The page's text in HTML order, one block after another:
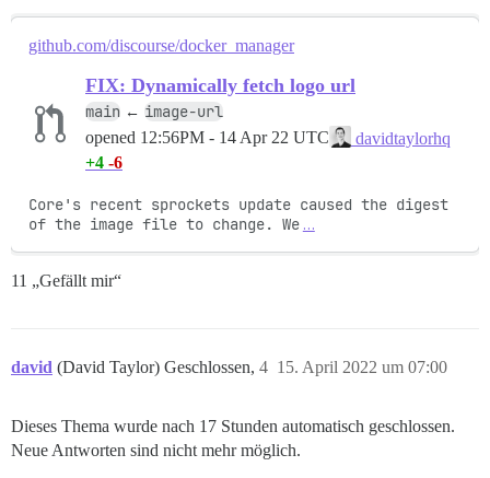
github.com/discourse/docker_manager
FIX: Dynamically fetch logo url
main ← image-url
opened 12:56PM - 14 Apr 22 UTC
davidtaylorhq
+4 -6
Core's recent sprockets update caused the digest
of the image file to change. We …
11 „Gefällt mir“
david (David Taylor) Geschlossen, 15. April 2022 um 07:00
4
Dieses Thema wurde nach 17 Stunden automatisch geschlossen.
Neue Antworten sind nicht mehr möglich.